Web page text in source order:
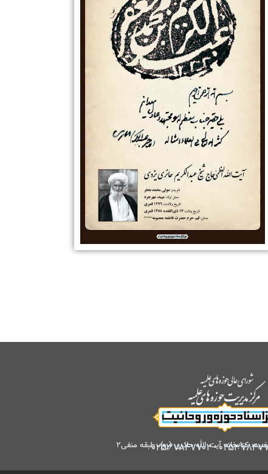
آیت الله حائری (ره)، طبقه منفی۲
-۰۲۵۳۷۸۴۷۷۰۲